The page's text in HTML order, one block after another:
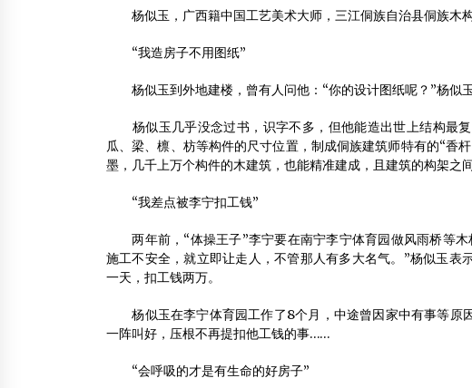
杨似玉，广西籍中国工艺美术大师，三江侗族自治县侗族木构
“我造房子不用图纸”
杨似玉到外地建楼，曾有人问他：“你的设计图纸呢？”杨似
杨似玉几乎没念过书，识字不多，但他能造出世上结构最复
瓜、梁、檩、枋等构件的尺寸位置，制成侗族建筑师特有的“香
墨，几千上万个构件的木建筑，也能精准建成，且建筑的构架之
“我差点被李宁扣工钱”
两年前，“体操王子”李宁要在南宁李宁体育园做风雨桥等木
施工不安全，就立即让走人，不管那人有多大名气。”杨似玉
一天，扣工钱两万。
杨似玉在李宁体育园工作了8个月，中途曾因家中有事等原
一阵叫好，压根不再提扣他工钱的事……
“会呼吸的才是有生命的好房子”